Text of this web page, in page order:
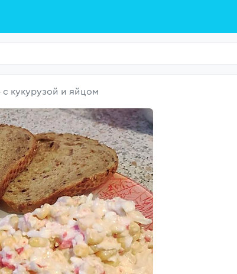
с кукурузой и яйцом